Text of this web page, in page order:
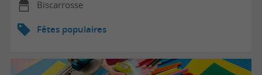
Biscarrosse
Fêtes populaires